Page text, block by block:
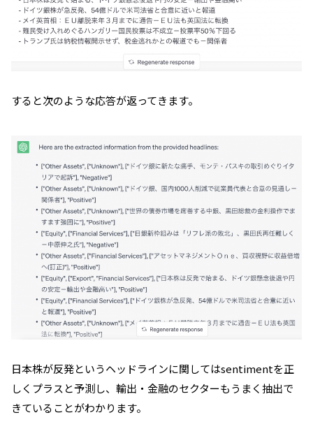
すると次のような応答が返ってきます。
日本株が反発というヘッドラインに関してはsentimentを正
しくプラスと予測し、輸出・金融のセクターもうまく抽出で
きていることがわかります。